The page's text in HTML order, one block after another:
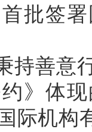
批签
持善意
》体
际机构